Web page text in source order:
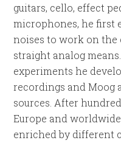
guitars, cello, effect
microphones, he first
noises to work on
straight analog
experiments he
recordings and Moog
sources. After
Europe and
enriched by different